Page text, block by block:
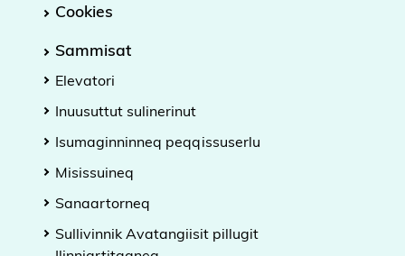
Cookies
Sammisat
Elevatori
Inuusuttut sulinerinut
Isumaginninneq peqqissuserlu
Misissuineq
Sanaartorneq
Sullivinnik Avatangiisit pillugit